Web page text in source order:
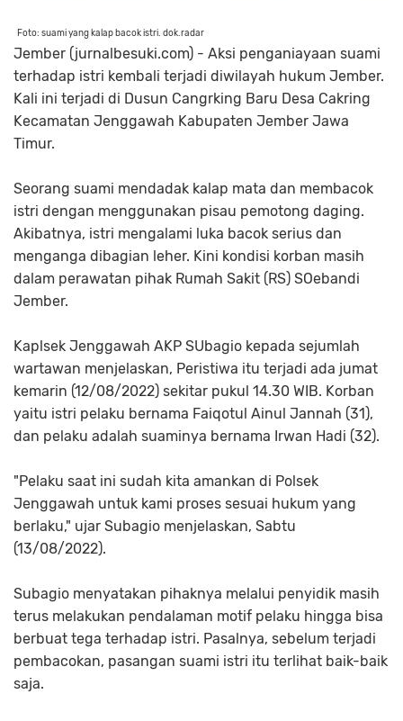
Foto: suami yang kalap bacok istri. dok.radar
Jember (jurnalbesuki.com) - Aksi penganiayaan suami
terhadap istri kembali terjadi diwilayah hukum Jember.
Kali ini terjadi di Dusun Cangrking Baru Desa Cakring
Kecamatan Jenggawah Kabupaten Jember Jawa
Timur.
Seorang suami mendadak kalap mata dan membacok
istri dengan menggunakan pisau pemotong daging.
Akibatnya, istri mengalami luka bacok serius dan
menganga dibagian leher. Kini kondisi korban masih
dalam perawatan pihak Rumah Sakit (RS) SOebandi
Jember.
Kaplsek Jenggawah AKP SUbagio kepada sejumlah
wartawan menjelaskan, Peristiwa itu terjadi ada jumat
kemarin (12/08/2022) sekitar pukul 14.30 WIB. Korban
yaitu istri pelaku bernama Faiqotul Ainul Jannah (31),
dan pelaku adalah suaminya bernama Irwan Hadi (32).
"Pelaku saat ini sudah kita amankan di Polsek
Jenggawah untuk kami proses sesuai hukum yang
berlaku," ujar Subagio menjelaskan, Sabtu
(13/08/2022).
Subagio menyatakan pihaknya melalui penyidik masih
terus melakukan pendalaman motif pelaku hingga bisa
berbuat tega terhadap istri. Pasalnya, sebelum terjadi
pembacokan, pasangan suami istri itu terlihat baik-baik
saja.